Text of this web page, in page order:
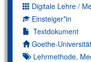
Dimension:
Digitale Lehre /
Kompetenzniveau:
Einsteiger*in
Textdokument
Autor*in:
Goethe-
Lehrmethode,